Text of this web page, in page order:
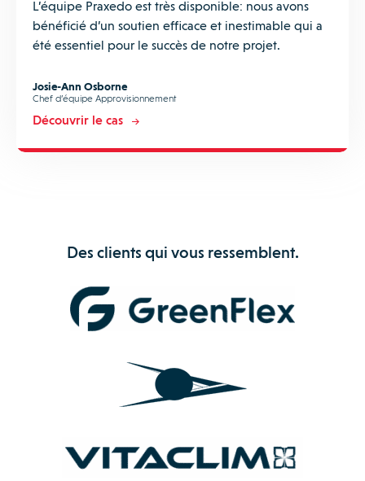
L’équipe Praxedo est très disponible: nous avons
bénéficié d’un soutien efficace et inestimable qui a
été essentiel pour le succès de notre projet.
Josie-Ann Osborne
Chef d’équipe Approvisionnement
Découvrir le cas
Des clients qui vous ressemblent.